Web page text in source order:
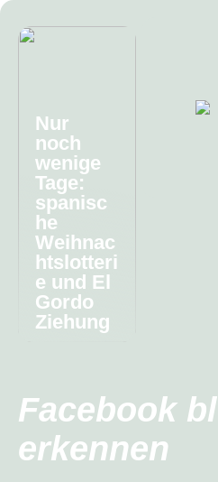
Nur
noch
wenige
Tage:
spanisc
he
Weihnac
htslotteri
e und El
Gordo
Ziehung
Facebook
erkennen